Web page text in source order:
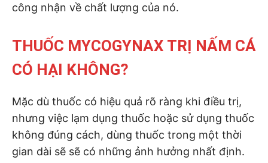
công nhận về chất lượng của nó.
THUỐC MYCOGYNAX TRỊ NẤM CÁ
CÓ HẠI KHÔNG?
Mặc dù thuốc có hiệu quả rõ ràng khi điều trị,
nhưng việc lạm dụng thuốc hoặc sử dụng thuốc
không đúng cách, dùng thuốc trong một thời
gian dài sẽ sẽ có những ảnh hưởng nhất định.